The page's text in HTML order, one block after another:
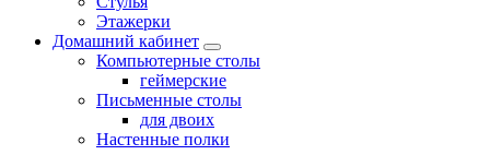
Этажерки
Домашний кабинет
Компьютерные столы
геймерские
Письменные столы
для двоих
Настенные полки